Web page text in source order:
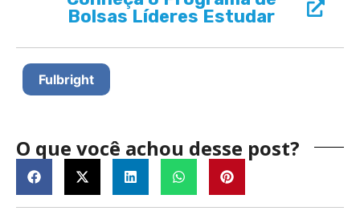
Bolsas Líderes Estudar
Fulbright
O que você achou desse post?